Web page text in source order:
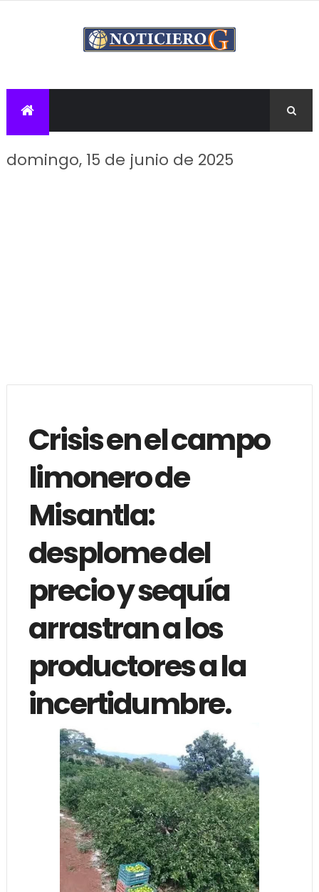
domingo, 15 de junio de 2025
Crisis en el campo
limonero de
Misantla:
desplome del
precio y sequía
arrastran a los
productores a la
incertidumbre.